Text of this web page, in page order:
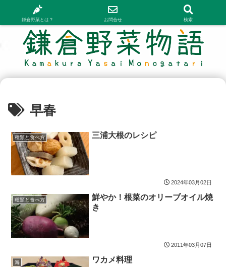
早春
種類と食べ方 三浦大根のレシピ
2024年03月02日
種類と食べ方
鮮やか！根菜のオリーブオイル焼
き
2011年03月07日
海 ワカメ料理
鎌倉野菜とは？ お問合せ 検索